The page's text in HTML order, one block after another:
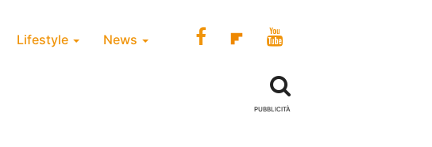
Lifestyle News
PUBBLICITÀ